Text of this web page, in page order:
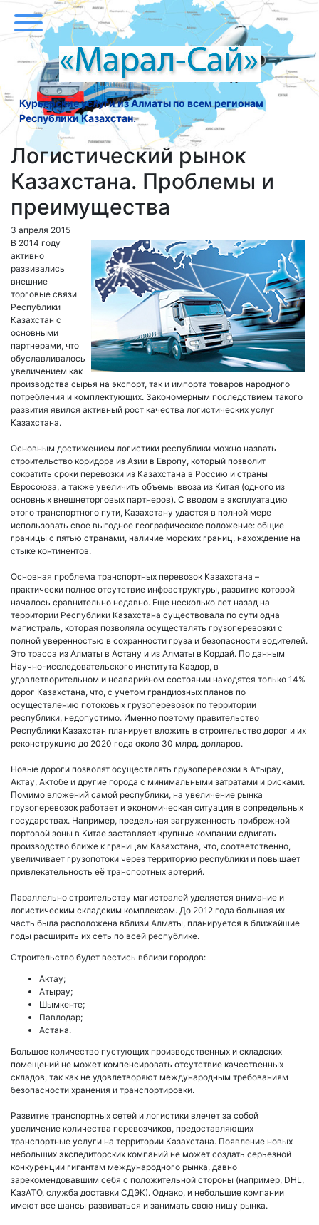
Курьерские услуги из Алматы по всем регионам
Республики Казахстан.
Логистический рынок
Казахстана. Проблемы и
преимущества
3 апреля 2015
В 2014 году
активно
развивались
внешние
торговые связи
Республики
Казахстан с
основными
партнерами, что
обуславливалось
увеличением как
производства сырья на экспорт, так и импорта товаров народного
потребления и комплектующих. Закономерным последствием такого
развития явился активный рост качества логистических услуг
Казахстана.
Основным достижением логистики республики можно назвать
строительство коридора из Азии в Европу, который позволит
сократить сроки перевозки из Казахстана в Россию и страны
Евросоюза, а также увеличить объемы ввоза из Китая (одного из
основных внешнеторговых партнеров). С вводом в эксплуатацию
этого транспортного пути, Казахстану удастся в полной мере
использовать свое выгодное географическое положение: общие
границы с пятью странами, наличие морских границ, нахождение на
стыке континентов.
Основная проблема транспортных перевозок Казахстана –
практически полное отсутствие инфраструктуры, развитие которой
началось сравнительно недавно. Еще несколько лет назад на
территории Республики Казахстана существовала по сути одна
магистраль, которая позволяла осуществлять грузоперевозки с
полной уверенностью в сохранности груза и безопасности водителей.
Это трасса из Алматы в Астану и из Алматы в Кордай. По данным
Научно-исследовательского института Каздор, в
удовлетворительном и неаварийном состоянии находятся только 14%
дорог Казахстана, что, с учетом грандиозных планов по
осуществлению потоковых грузоперевозок по территории
республики, недопустимо. Именно поэтому правительство
Республики Казахстан планирует вложить в строительство дорог и их
реконструкцию до 2020 года около 30 млрд. долларов.
Новые дороги позволят осуществлять грузоперевозки в Атырау,
Актау, Актобе и другие города с минимальными затратами и рисками.
Помимо вложений самой республики, на увеличение рынка
грузоперевозок работает и экономическая ситуация в сопредельных
государствах. Например, предельная загруженность прибрежной
портовой зоны в Китае заставляет крупные компании сдвигать
производство ближе к границам Казахстана, что, соответственно,
увеличивает грузопотоки через территорию республики и повышает
привлекательность её транспортных артерий.
Параллельно строительству магистралей уделяется внимание и
логистическим складским комплексам. До 2012 года большая их
часть была расположена вблизи Алматы, планируется в ближайшие
годы расширить их сеть по всей республике.
Строительство будет вестись вблизи городов:
Актау;
Атырау;
Шымкенте;
Павлодар;
Астана.
Большое количество пустующих производственных и складских
помещений не может компенсировать отсутствие качественных
складов, так как не удовлетворяют международным требованиям
безопасности хранения и транспортировки.
Развитие транспортных сетей и логистики влечет за собой
увеличение количества перевозчиков, предоставляющих
транспортные услуги на территории Казахстана. Появление новых
небольших экспедиторских компаний не может создать серьезной
конкуренции гигантам международного рынка, давно
зарекомендовавшим себя с положительной стороны (например, DHL,
КазАТО, служба доставки СДЭК). Однако, и небольшие компании
имеют все шансы развиваться и занимать свою нишу рынка.